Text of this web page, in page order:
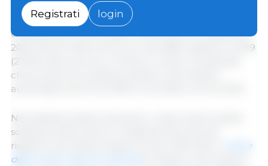
rispetto a circa 83.700 tonnellate nel 2020 e 60.400
tonnellate nel 2019. Il valore di questi prodotti è
cresciuto del 22,2% (458,2 milioni di euro) rispetto al
2020 (374,9 milioni di euro) e del 68% rispetto al 2019
(272,8 milioni di euro). Anche il numero di aziende
che producono questi prodotti in Germania è
aumentato da 34 nel 2019 e nel 2020 a 44 nel 2021.
Nonostante questo aumento, il valore dei prodotti
sostitutivi della carne è relativamente piccolo
rispetto ai prodotti a base di carne. Nel 2021, il
valore
della carne e dei loro derivati
Registrati login